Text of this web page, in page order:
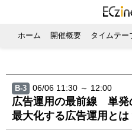
ホーム 開催概要 タイムテー
B-3 06/06 11:30 ～ 12:00
広告運用の最前線 単発
最大化する広告運用とは